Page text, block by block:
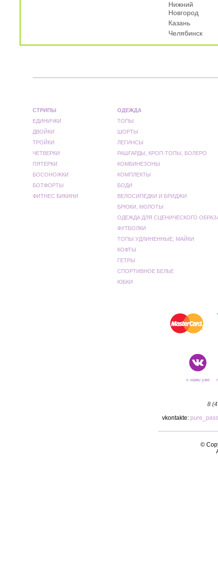
Нижний
Новгород
Казань
Челябинск
СТРИПЫ
ЕДИНИЧКИ
ДВОЙКИ
ТРОЙКИ
ЧЕТВЕРКИ
ПЯТЕРКИ
БОСОНОЖКИ
БОТФОРТЫ
ФИТНЕС БИКИНИ
ОДЕЖДА
ТОПЫ
ШОРТЫ
ЛЕГИНСЫ
РАШГАРДЫ, КРОП-ТОПЫ, БОЛЕРО
КОМБИНЕЗОНЫ
КОМПЛЕКТЫ
БОДИ
ВЕЛОСИПЕДКИ И БРИДЖИ
БРЮКИ, КЮЛОТЫ
ОДЕЖДА ДЛЯ СЦЕНИЧЕСКОГО
ФУТБОЛКИ
ТОПЫ УДЛИНЕННЫЕ, МАЙКИ
КОФТЫ
ГЕТРЫ
СПОРТИВНОЕ БЕЛЬЕ
ЮБКИ
с нами уже
8
vkontakte:
©